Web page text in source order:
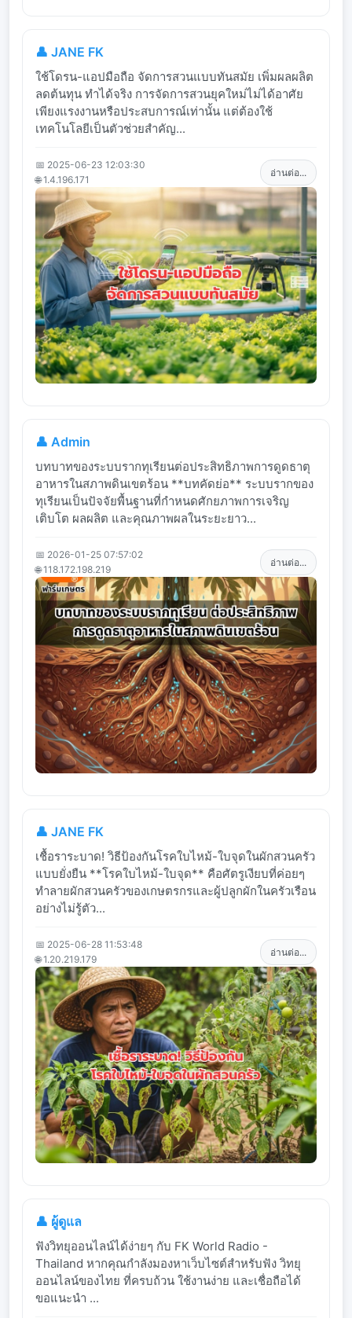
👤 JANE FK
ใช้โดรน-แอปมือถือ จัดการสวนแบบทันสมัย เพิ่มผลผลิต
ลดต้นทุน ทำได้จริง การจัดการสวนยุคใหม่ไม่ได้อาศัย
เพียงแรงงานหรือประสบการณ์เท่านั้น แต่ต้องใช้
เทคโนโลยีเป็นตัวช่วยสำคัญ...
📅 2025-06-23 12:03:30
🌐 1.4.196.171
อ่านต่อ...
👤 Admin
บทบาทของระบบรากทุเรียนต่อประสิทธิภาพการดูดธาตุ
อาหารในสภาพดินเขตร้อน **บทคัดย่อ** ระบบรากของ
ทุเรียนเป็นปัจจัยพื้นฐานที่กำหนดศักยภาพการเจริญ
เติบโต ผลผลิต และคุณภาพผลในระยะยาว...
📅 2026-01-25 07:57:02
🌐 118.172.198.219
อ่านต่อ...
👤 JANE FK
เชื้อราระบาด! วิธีป้องกันโรคใบไหม้-ใบจุดในผักสวนครัว
แบบยั่งยืน **โรคใบไหม้-ใบจุด** คือศัตรูเงียบที่ค่อยๆ
ทำลายผักสวนครัวของเกษตรกรและผู้ปลูกผักในครัวเรือน
อย่างไม่รู้ตัว...
📅 2025-06-28 11:53:48
🌐 1.20.219.179
อ่านต่อ...
👤 ผู้ดูแล
ฟังวิทยุออนไลน์ได้ง่ายๆ กับ FK World Radio -
Thailand หากคุณกำลังมองหาเว็บไซต์สำหรับฟัง วิทยุ
ออนไลน์ของไทย ที่ครบถ้วน ใช้งานง่าย และเชื่อถือได้
ขอแนะนำ ...